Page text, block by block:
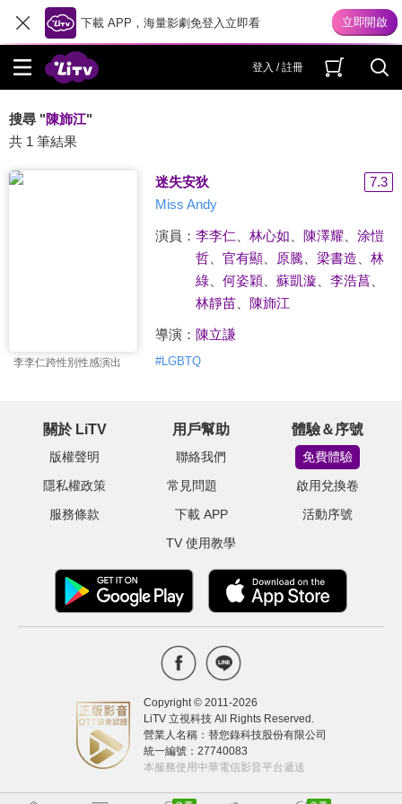
下載 APP，海量影劇免登入立即看
登入 / 註冊
搜尋 "陳斾江"
共 1 筆結果
李李仁跨性別性感演出
迷失安狄
7.3
Miss Andy
演員： 李李仁 林心如 陳澤耀
涂愷
哲、 官有顯、 原騰 ‎梁書造
林
綠、 何姿穎 蘇凱漩 李浩菖、
林靜苗、 陳斾江
導演： 陳立謙
#LGBTQ
關於 LiTV
版權聲明
隱私權政策
服務條款
用戶幫助
聯絡我們
常見問題
下載 APP
TV 使用教學
體驗＆序號
免費體驗
啟用兌換卷
活動序號
Copyright © 2011-2026
LiTV 立視科技 All Rights Reserved.
營業人名稱：替您錄科技股份有限公司
統一編號：27740083
本服務使用中華電信影音平台遞送